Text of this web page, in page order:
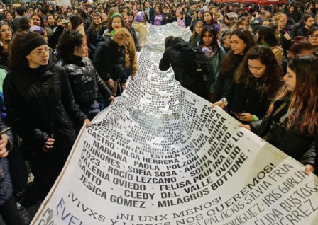
bonaerense, para conocer y escuchar a isleños,
productores, docentes, ambientalistas y vecinos que
resisten otra avanzada sobre un territorio en disputa.
Por Francisco Pandolfi